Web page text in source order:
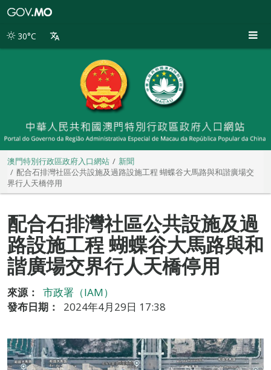
別
30°C
澳門特別行政區政府入口網站
新聞
配合石排灣社區公共設施及過路設施工程 蝴蝶谷大馬路與和諧廣場交
界行人天橋停用
配合石排灣社區公共設施及過
路設施工程 蝴蝶谷大馬路與和
諧廣場交界行人天橋停用
來源：
市政署（IAM）
發布日期：
2024年4月29日 17:38